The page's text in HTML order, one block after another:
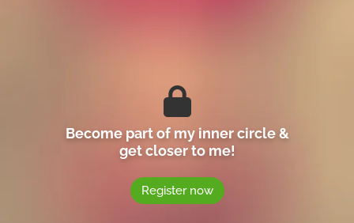
Become part of my inner circle &
get closer to me!
Register now